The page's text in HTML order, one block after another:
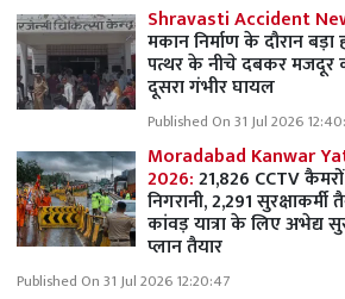
Shravasti Accident
मकान निर्माण के दौरान बड़ा
पत्थर के नीचे दबकर मजदूर
दूसरा गंभीर घायल
Published On 31 Jul 2026
Moradabad Kanwar
2026:21,826 CCTV
निगरानी, 2,291 सुरक्षाकर्मी
कांवड़ यात्रा के लिए अभेद्य
प्लान तैयार
Published On 31 Jul 2026 12:20:47